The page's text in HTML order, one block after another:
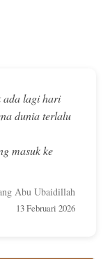
ada lagi hari
dunia terlalu
masuk ke
Abu Ubaidillah
13 Februari 2026